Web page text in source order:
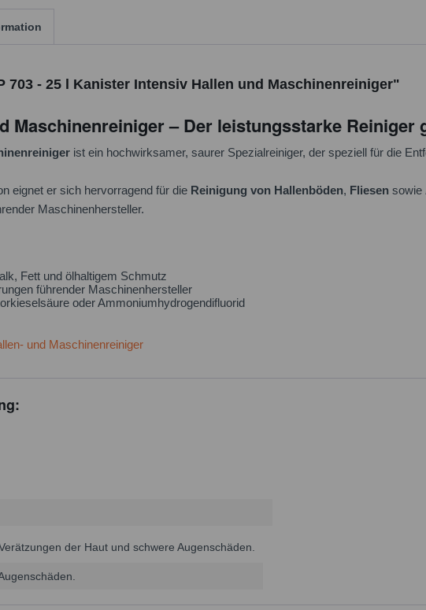
- 25 l Kanister Intensiv Hallen und Maschinenreiniger"
Maschinenreiniger – Der leistungsstarke Reiniger
ist ein hochwirksamer, saurer Spezialreiniger, der speziell für die
eignet er sich hervorragend für die Reinigung von Hallenböden, Fliesen sowie
Maschinenhersteller.
Fett und ölhaltigem Schmutz
führender Maschinenhersteller
oder Ammoniumhydrogendifluorid
und Maschinenreiniger
der Haut und schwere Augenschäden.